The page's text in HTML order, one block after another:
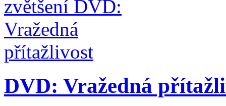
DVD: Vražedná